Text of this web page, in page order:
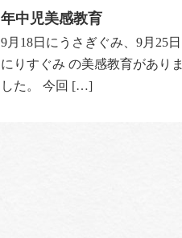
年中児美感教育
9月18日にうさぎぐみ、9月25日
にりすぐみ の美感教育がありま
した。 今回 […]